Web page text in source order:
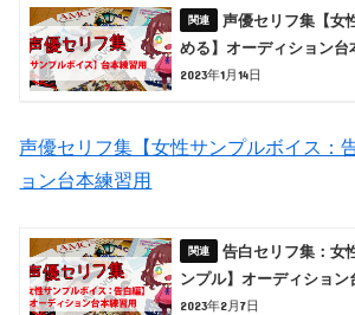
声優セリフ集【女
める】オーディション台
2023年1月14日
声優セリフ集【女性サンプルボイス：
ョン台本練習用
告白セリフ集：女
ンプル】オーディション
2023年2月7日